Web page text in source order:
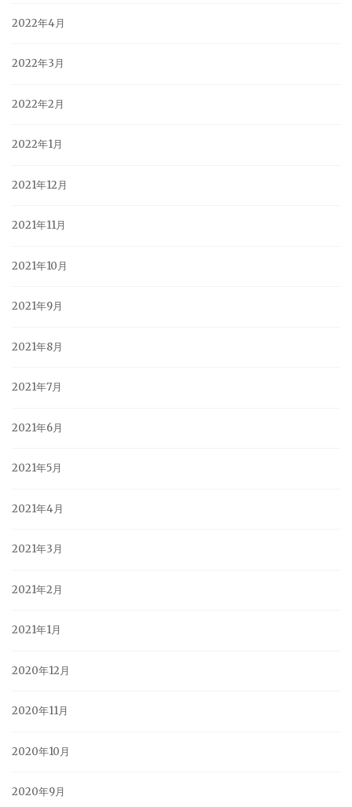
2022年4月
2022年3月
2022年2月
2022年1月
2021年12月
2021年11月
2021年10月
2021年9月
2021年8月
2021年7月
2021年6月
2021年5月
2021年4月
2021年3月
2021年2月
2021年1月
2020年12月
2020年11月
2020年10月
2020年9月